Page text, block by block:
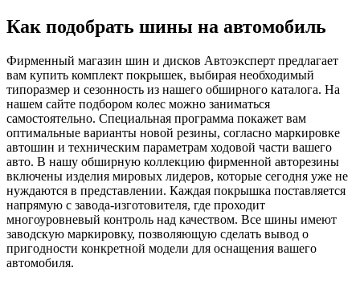
Как подобрать шины на автомобиль
Фирменный магазин шин и дисков Автоэксперт предлагает
вам купить комплект покрышек, выбирая необходимый
типоразмер и сезонность из нашего обширного каталога. На
нашем сайте подбором колес можно заниматься
самостоятельно. Специальная программа покажет вам
оптимальные варианты новой резины, согласно маркировке
автошин и техническим параметрам ходовой части вашего
авто. В нашу обширную коллекцию фирменной авторезины
включены изделия мировых лидеров, которые сегодня уже не
нуждаются в представлении. Каждая покрышка поставляется
напрямую с завода-изготовителя, где проходит
многоуровневый контроль над качеством. Все шины имеют
заводскую маркировку, позволяющую сделать вывод о
пригодности конкретной модели для оснащения вашего
автомобиля.